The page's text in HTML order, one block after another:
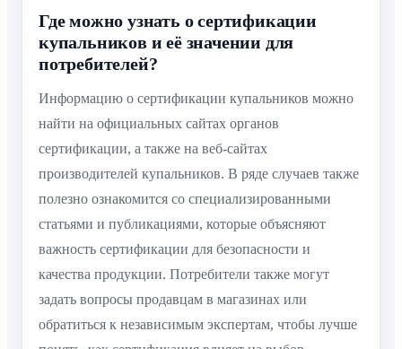
Где можно узнать о сертификации
купальников и её значении для
потребителей?
Информацию о сертификации купальников можно
найти на официальных сайтах органов
сертификации, а также на веб-сайтах
производителей купальников. В ряде случаев также
полезно ознакомится со специализированными
статьями и публикациями, которые объясняют
важность сертификации для безопасности и
качества продукции. Потребители также могут
задать вопросы продавцам в магазинах или
обратиться к независимым экспертам, чтобы лучше